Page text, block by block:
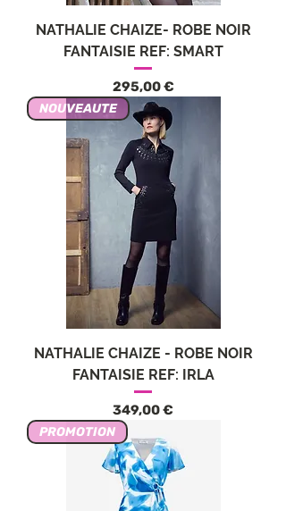
NATHALIE CHAIZE- ROBE NOIR
FANTAISIE REF: SMART
Precio
295,00 €
NOUVEAUTE
NATHALIE CHAIZE - ROBE NOIR
FANTAISIE REF: IRLA
Precio
349,00 €
PROMOTION